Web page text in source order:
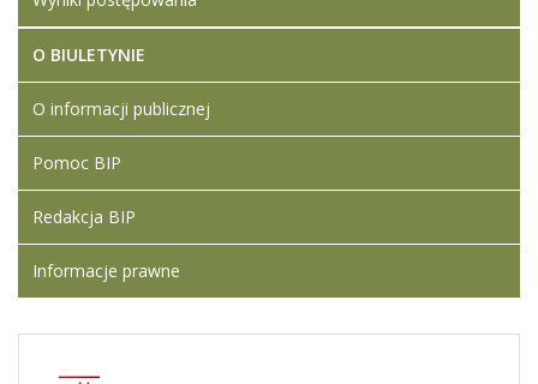
O BIULETYNIE
O informacji publicznej
Pomoc BIP
Redakcja BIP
Informacje prawne